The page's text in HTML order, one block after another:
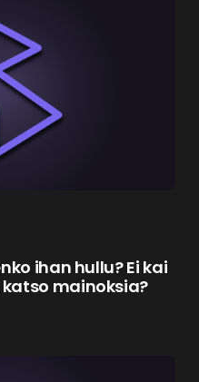
ihan hullu? Ei kai
mainoksia?